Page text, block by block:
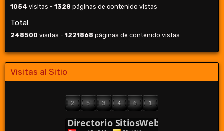
1054 visitas - 1328 páginas de contenido vistas
Total
248500 visitas - 1221868 páginas de contenido vistas
Visitas al Sitio